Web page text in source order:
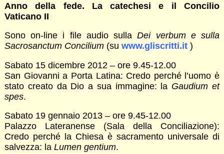
Anno della fede. La catechesi e il Concilio
Vaticano II
Sono on-line i file audio sullaDei verbum e sulla
Sacrosanctum Concilium(su www.gliscritti.it)
Sabato 15 dicembre 2012 – ore 9.45-12.00
San Giovanni a Porta Latina: Credo perché l’uomo è
stato creato da Dio a sua immagine: la Gaudium et
spes.
Sabato 19 gennaio 2013 – ore 9.45-12.00
Palazzo Lateranense (Sala della Conciliazione):
Credo perché la Chiesa è sacramento universale di
salvezza: la Lumen gentium.